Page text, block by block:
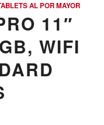
AL POR MAYOR
11″
WIFI